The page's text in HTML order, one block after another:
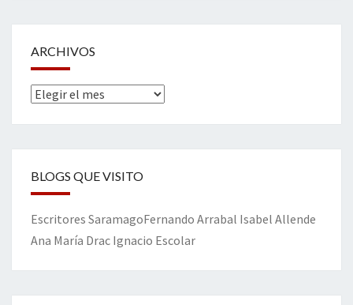
ARCHIVOS
Archivos
BLOGS QUE VISITO
Escritores SaramagoFernando Arrabal Isabel Allende
Ana María Drac Ignacio Escolar